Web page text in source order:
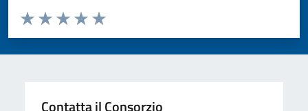
Valuta da 1 a 5 stelle la pagina
Valuta 5 stelle su 5
Valuta 4 stelle su 5
Valuta 3 stelle su 5
Valuta 2 stelle su 5
Valuta 1 stelle su 5
Contatta il Consorzio